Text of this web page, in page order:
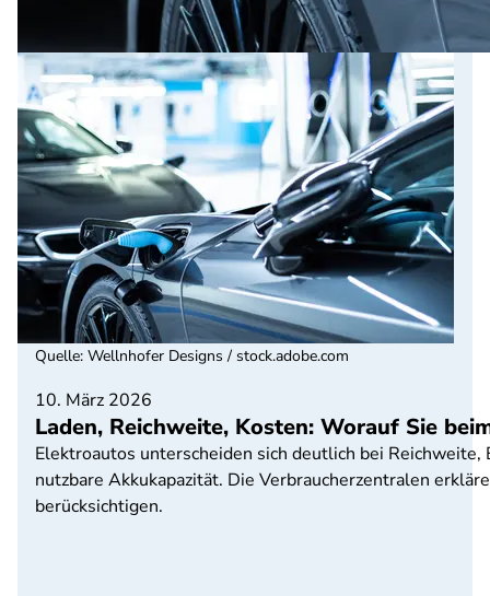
10. März 2026
Laden, Reichweite, Kosten: Worauf Sie
Elektroautos unterscheiden sich deutlich bei
nutzbare Akkukapazität. Die Verbraucherzentralen
berücksichtigen.
Quelle: Wellnhofer Designs / stock.adobe.com